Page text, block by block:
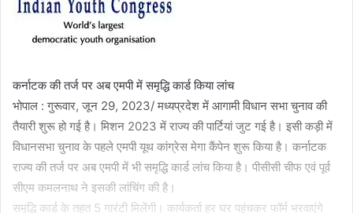
कर्नाटक की तर्ज पर अब एमपी में समृद्धि कार्ड किया लांच
भोपाल : गुरूवार, जून 29, 2023/ मध्यप्रदेश में आगामी विधान सभा चुनाव की
तैयारी शुरू हो गई है। मिशन 2023 में राज्य की पार्टियां जुट गई है। इसी कड़ी में
विधानसभा चुनाव के पहले एमपी यूथ कांग्रेस मेगा कैंपेन शुरू किया है। कर्नाटक
राज्य की तर्ज पर अब एमपी में भी समृद्धि कार्ड लांच किया है। पीसीसी चीफ एवं पूर्व
सीएम कमलनाथ ने इसकी लांचिंग की है।
समृद्धि कार्ड के तहत 5 गारंटी मिलेंगी। कार्यकर्ता हर घर पहुंचकर फॉर्म भरवाएंगे